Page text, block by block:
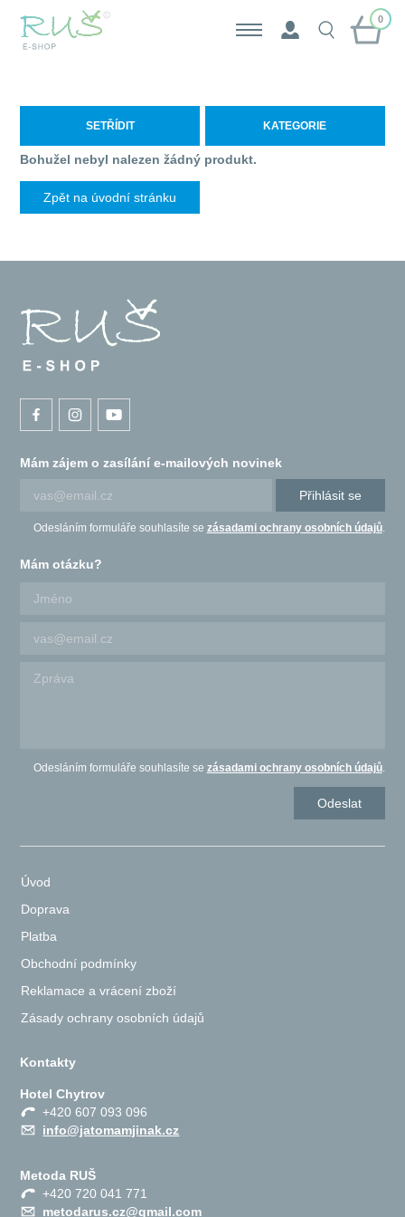
0
SETŘÍDIT KATEGORIE
Bohužel nebyl nalezen žádný produkt.
Zpět na úvodní stránku
Mám zájem o zasílání e-mailových novinek
Přihlásit se
Odesláním formuláře souhlasíte se zásadami ochrany osobních údajů.
Mám otázku?
Odesláním formuláře souhlasíte se zásadami ochrany osobních údajů.
Úvod
Doprava
Platba
Obchodní podmínky
Reklamace a vrácení zboží
Zásady ochrany osobních údajů
Kontakty
Hotel Chytrov
+420 607 093 096
info@jatomamjinak.cz
Metoda RUŠ
+420 720 041 771
metodarus.cz@gmail.com